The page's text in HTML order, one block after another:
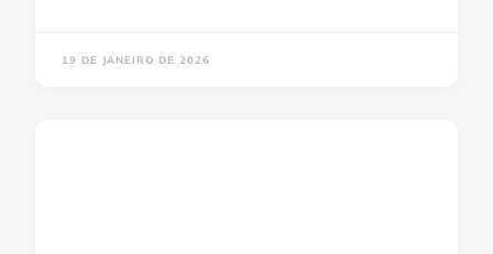
19 DE JANEIRO DE 2026